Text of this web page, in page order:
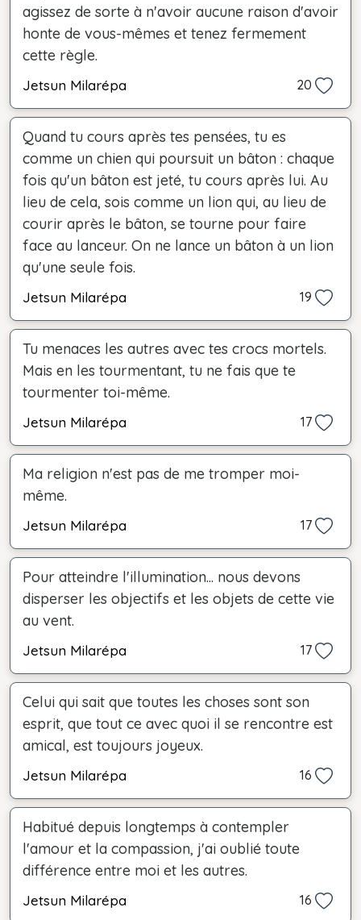
agissez de sorte à n'avoir aucune raison d'avoir
honte de vous-mêmes et tenez fermement
cette règle.
Jetsun Milarépa 20
Quand tu cours après tes pensées, tu es
comme un chien qui poursuit un bâton : chaque
fois qu'un bâton est jeté, tu cours après lui. Au
lieu de cela, sois comme un lion qui, au lieu de
courir après le bâton, se tourne pour faire
face au lanceur. On ne lance un bâton à un lion
qu'une seule fois.
Jetsun Milarépa 19
Tu menaces les autres avec tes crocs mortels.
Mais en les tourmentant, tu ne fais que te
tourmenter toi-même.
Jetsun Milarépa 17
Ma religion n'est pas de me tromper moi-
même.
Jetsun Milarépa 17
Pour atteindre l'illumination... nous devons
disperser les objectifs et les objets de cette vie
au vent.
Jetsun Milarépa 17
Celui qui sait que toutes les choses sont son
esprit, que tout ce avec quoi il se rencontre est
amical, est toujours joyeux.
Jetsun Milarépa 16
Habitué depuis longtemps à contempler
l'amour et la compassion, j'ai oublié toute
différence entre moi et les autres.
Jetsun Milarépa 16